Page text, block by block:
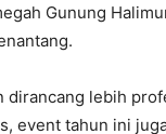
Gunung
dirancang lebih
event tahun ini